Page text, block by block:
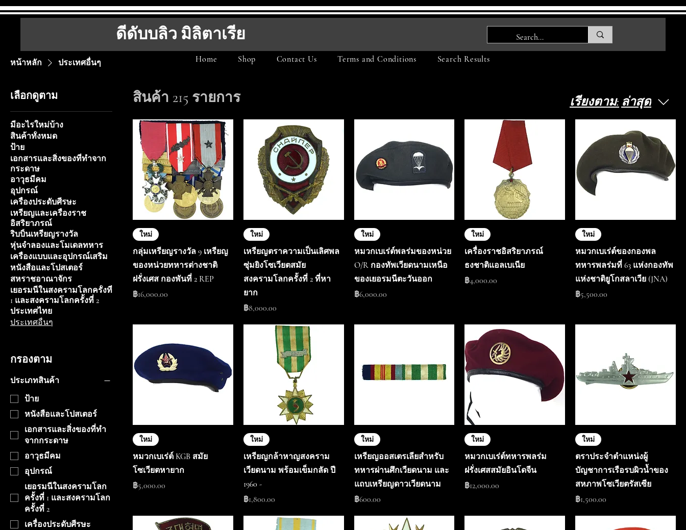
ดีดับบลิว มิลิตาเรีย
Home Shop Contact Us Terms and Conditions Search Results
หน้าหลัก ประเทศอื่นๆ
เลือกดูตาม
มีอะไรใหม่บ้าง
สินค้าทั้งหมด
ป้าย
เอกสารและสิ่งของที่ทำจาก
กระดาษ
อาวุธมีคม
อุปกรณ์
เครื่องประดับศีรษะ
เหรียญและเครื่องราช
อิสริยาภรณ์
ริบบิ้นเหรียญรางวัล
หุ่นจำลองและโมเดลทหาร
เครื่องแบบและอุปกรณ์เสริม
หนังสือและโปสเตอร์
สหราชอาณาจักร
เยอรมนีในสงครามโลกครั้งที่
1 และสงครามโลกครั้งที่ 2
ประเทศไทย
ประเทศอื่นๆ
กรองตาม
ประเภทสินค้า
ป้าย
หนังสือและโปสเตอร์
เอกสารและสิ่งของที่ทำ
จากกระดาษ
อาวุธมีคม
อุปกรณ์
เยอรมนีในสงครามโลก
ครั้งที่ 1 และสงครามโลก
ครั้งที่ 2
เครื่องประดับศีรษะ
สินค้า 215 รายการ เรียงตาม: ล่าสุด
ใหม่
กลุ่มเหรียญรางวัล 9 เหรียญ
ของหน่วยทหารต่างชาติ
ฝรั่งเศส กองพันที่ 2 REP
ราคา
฿16,000.00
ใหม่
เหรียญตราความเป็นเลิศพล
ซุ่มยิงโซเวียตสมัย
สงครามโลกครั้งที่ 2 ที่หา
ยาก
ราคา
฿8,000.00
ใหม่
หมวกเบเร่ต์พลร่มของหน่วย
O/R กองทัพเวียดนามเหนือ
ของเยอรมนีตะวันออก
ราคา
฿6,000.00
ใหม่
เครื่องราชอิสริยาภรณ์
ธงชาติแอลเบเนีย
ราคา
฿4,000.00
ใหม่
หมวกเบเร่ต์ของกองพล
ทหารพลร่มที่ 63 แห่งกองทัพ
แห่งชาติยูโกสลาเวีย (JNA)
ราคา
฿5,500.00
ใหม่
หมวกเบเร่ต์ KGB สมัย
โซเวียตหายาก
ราคา
฿5,000.00
ใหม่
เหรียญกล้าหาญสงคราม
เวียดนาม พร้อมเข็มกลัด ปี
1960 -
ราคา
฿1,800.00
ใหม่
เหรียญออสเตรเลียสำหรับ
ทหารผ่านศึกเวียดนาม และ
แถบเหรียญดาวเวียดนาม
ราคา
฿600.00
ใหม่
หมวกเบเร่ต์ทหารพลร่ม
ฝรั่งเศสสมัยอินโดจีน
ราคา
฿12,000.00
ใหม่
ตราประจำตำแหน่งผู้
บัญชาการเรือรบผิวน้ำของ
สหภาพโซเวียตรัสเซีย
ราคา
฿1,500.00